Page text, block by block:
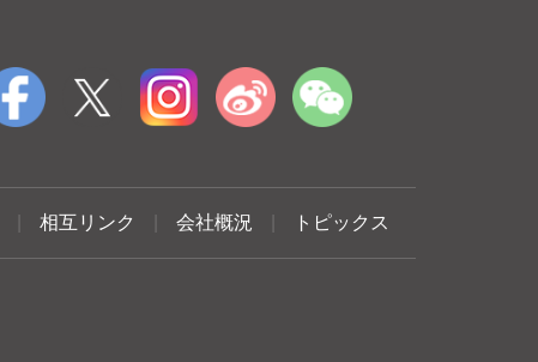
相互リンク 会社概況 トピックス